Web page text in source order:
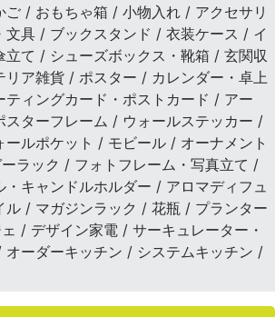
/ おもちゃ箱 / 小物入れ / アクセサリ
文具 / ブックスタンド / 衣装ケース / イ
立て / シューズボックス・靴箱 / 玄関収
ア雑貨 / ポスター / カレンダー・卓上
ティングカード・ポストカード / アー
スターフレーム / ウォールステッカー /
ールポケット / モビール / オーナメント
ラック / フォトフレーム・写真立て /
・キャンドルホルダー / アロマディフュ
ル / マガジンラック / 花瓶 / プランター
/ デザイン家電 / サーキュレーター・
ーダーキッチン / システムキッチン /